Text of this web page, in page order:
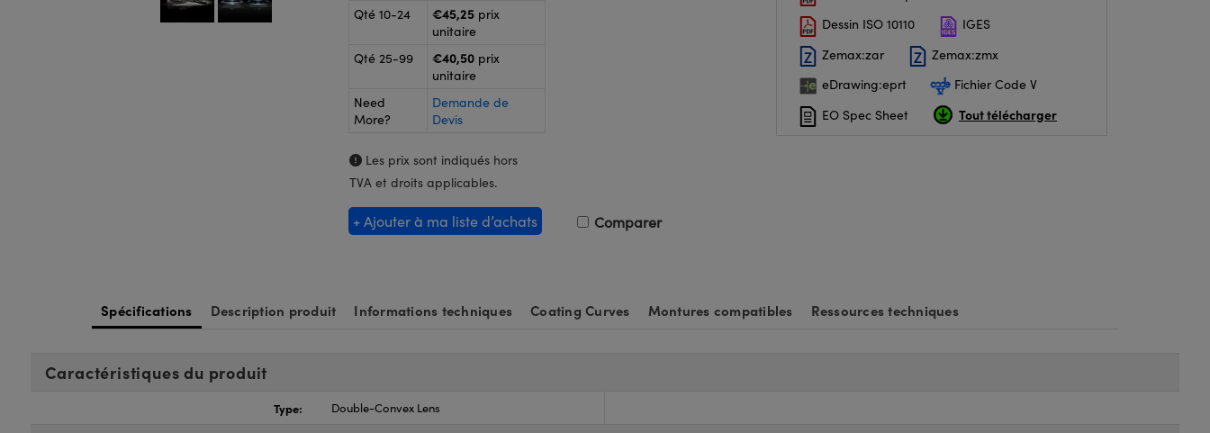
Qté 10-24
€45,25 prix
unitaire
Qté 25-99
€40,50 prix
unitaire
Need
More?
Demande de
Devis
Les prix sont indiqués hors
TVA et droits applicables.
+ Ajouter à ma liste d’achats Comparer
Dessin ISO 10110
IGES
Zemax:zar
Zemax:zmx
eDrawing:eprt
Fichier Code V
EO Spec Sheet
Tout télécharger
Spécifications Description produit Informations techniques Coating Curves Montures compatibles Ressources techniques
Caractéristiques du produit
Type: Double-Convex Lens